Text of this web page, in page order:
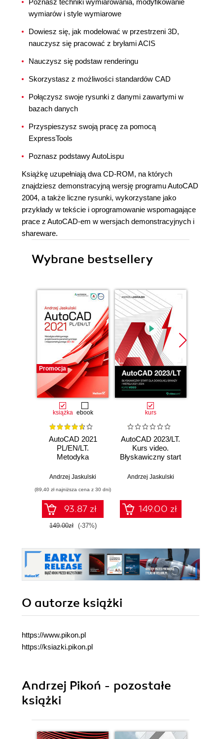
Poznasz techniki wymiarowania, modyfikowanie
wymiarów i style wymiarowe
Dowiesz się, jak modelować w przestrzeni 3D,
nauczysz się pracować z bryłami ACIS
Nauczysz się podstaw renderingu
Skorzystasz z możliwości standardów CAD
Połączysz swoje rysunki z danymi zawartymi w
bazach danych
Przyspieszysz swoją pracę za pomocą
ExpressTools
Poznasz podstawy AutoLispu
Książkę uzupełniają dwa CD-ROM, na których
znajdziesz demonstracyjną wersję programu AutoCAD
2004, a także liczne rysunki, wykorzystane jako
przykłady w tekście i oprogramowanie wspomagające
prace z AutoCAD-em w wersjach demonstracyjnych i
shareware.
Wybrane bestsellery
Promocja
książka ebook
AutoCAD 2021
PL/EN/LT.
Metodyka
projektowania
nieparametrycznego
2D i 3D
Andrzej Jaskulski
(89,40 zł najniższa cena z 30 dni)
93.87 zł
149.00zł (-37%)
kurs
AutoCAD 2023/LT.
Kurs video.
Błyskawiczny start
branży i wersji
Andrzej Jaskulski
149.00 zł
O autorze książki
https://www.pikon.pl
https://ksiazki.pikon.pl
Andrzej Pikoń - pozostałe
książki